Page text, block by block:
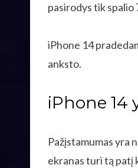
pasirodys tik spalio
iPhone 14
anksto.
iPhone 14
Pažįstamumas yra
ekranas turi tą patį